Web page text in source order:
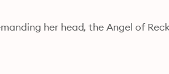
her head, the Angel of